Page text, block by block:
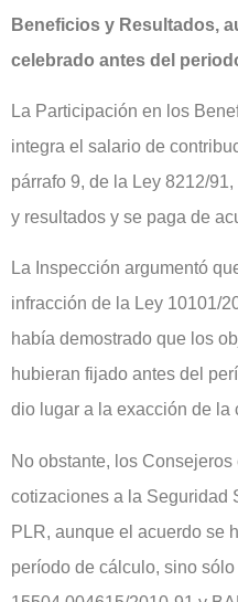
Beneficios y Resultados,
celebrado antes del
La Participación en los
integra el salario de
párrafo 9, de la Ley 8212/
y resultados y se paga de
La Inspección argumentó
infracción de la Ley 10101/
había demostrado que los
hubieran fijado antes del
dio lugar a la exacción de la
No obstante, los
cotizaciones a la Seguridad
PLR, aunque el acuerdo se
período de cálculo, sino